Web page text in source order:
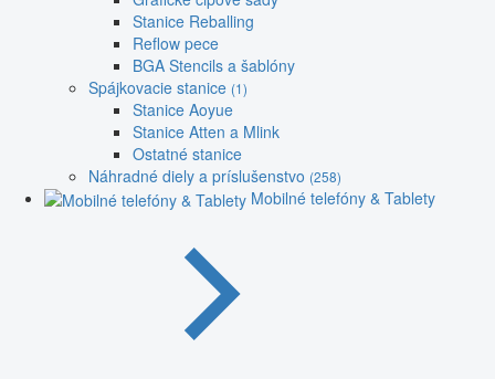
Stanice Reballing
Reflow pece
BGA Stencils a šablóny
Spájkovacie stanice (1)
Stanice Aoyue
Stanice Atten a Mlink
Ostatné stanice
Náhradné diely a príslušenstvo (258)
Mobilné telefóny & Tablety